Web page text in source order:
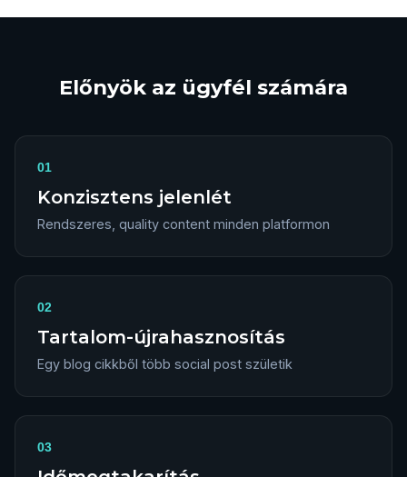
Előnyök az ügyfél számára
01
Konzisztens jelenlét
Rendszeres, quality content minden platformon
02
Tartalom-újrahasznosítás
Egy blog cikkből több social post születik
03